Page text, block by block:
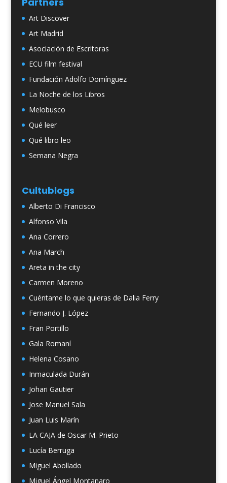
Art Discover
Art Madrid
Asociación de Escritoras
ECU film festival
Fundación Adolfo Domínguez
La Noche de los Libros
Melobusco
Qué leer
Qué libro leo
Semana Negra
Cultublogs
Alberto Di Francisco
Alfonso Vila
Ana Correro
Ana March
Areta in the city
Carmen Moreno
Cuéntame lo que quieras de Dalia Ferry
Fernando J. López
Fran Portillo
Gala Romaní
Helena Cosano
Inmaculada Durán
Johari Gautier
Jose Manuel Sala
Juan Luis Marín
LA CAJA de Oscar M. Prieto
Lucía Berruga
Miguel Abollado
Miguel Ángel Montanaro